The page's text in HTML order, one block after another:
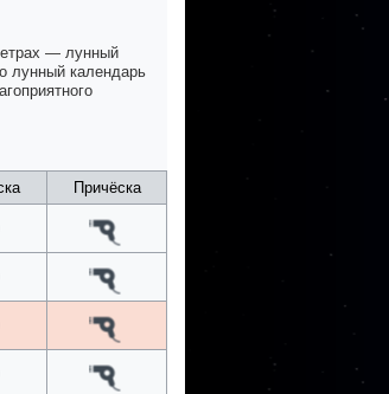
— лунный
лунный календарь
Причёска